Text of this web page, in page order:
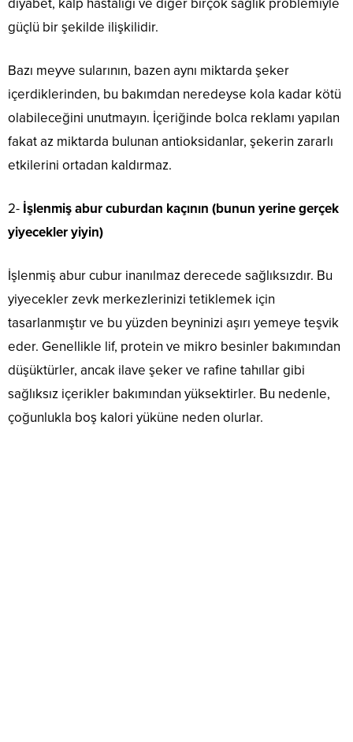
diyabet, kalp hastalığı ve diğer birçok sağlık problemiyle
güçlü bir şekilde ilişkilidir.
Bazı meyve sularının, bazen aynı miktarda şeker
içerdiklerinden, bu bakımdan neredeyse kola kadar kötü
olabileceğini unutmayın. İçeriğinde bolca reklamı yapılan
fakat az miktarda bulunan antioksidanlar, şekerin zararlı
etkilerini ortadan kaldırmaz.
2- İşlenmiş abur cuburdan kaçının (bunun yerine gerçek
yiyecekler yiyin)
İşlenmiş abur cubur inanılmaz derecede sağlıksızdır. Bu
yiyecekler zevk merkezlerinizi tetiklemek için
tasarlanmıştır ve bu yüzden beyninizi aşırı yemeye teşvik
eder. Genellikle lif, protein ve mikro besinler bakımından
düşüktürler, ancak ilave şeker ve rafine tahıllar gibi
sağlıksız içerikler bakımından yüksektirler. Bu nedenle,
çoğunlukla boş kalori yüküne neden olurlar.